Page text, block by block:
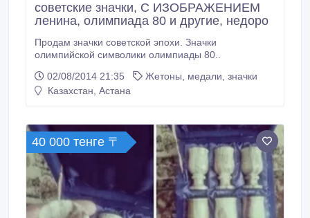
советские значки, С ИЗОБРАЖЕНИЕМ
ленина, олимпиада 80 и другие, недоро
Продам значки советской эпохи. Значки
олимпийской символики олимпиады 80..
02/08/2014 21:35
Жетоны, медали, значки
Казахстан, Астана
40 000 тенге 〒